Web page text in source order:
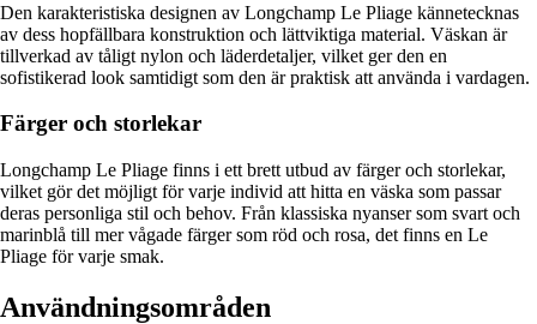
Den karakteristiska designen av Longchamp Le Pliage kännetecknas
av dess hopfällbara konstruktion och lättviktiga material. Väskan är
tillverkad av tåligt nylon och läderdetaljer, vilket ger den en
sofistikerad look samtidigt som den är praktisk att använda i vardagen.
Färger och storlekar
Longchamp Le Pliage finns i ett brett utbud av färger och storlekar,
vilket gör det möjligt för varje individ att hitta en väska som passar
deras personliga stil och behov. Från klassiska nyanser som svart och
marinblå till mer vågade färger som röd och rosa, det finns en Le
Pliage för varje smak.
Användningsområden